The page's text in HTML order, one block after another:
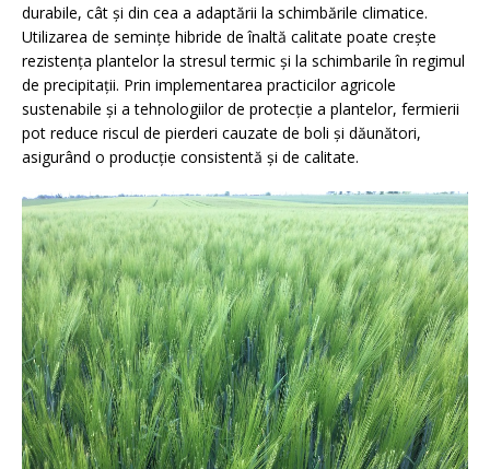
durabile, cât și din cea a adaptării la schimbările climatice.
Utilizarea de semințe hibride de înaltă calitate poate crește
rezistența plantelor la stresul termic și la schimbarile în regimul
de precipitații. Prin implementarea practicilor agricole
sustenabile și a tehnologiilor de protecție a plantelor, fermierii
pot reduce riscul de pierderi cauzate de boli și dăunători,
asigurând o producție consistentă și de calitate.